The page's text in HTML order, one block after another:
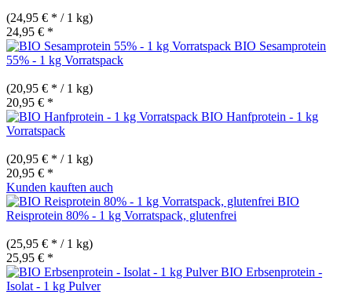
(24,95 € * / 1 kg)
24,95 € *
BIO Sesamprotein
55% - 1 kg Vorratspack
(20,95 € * / 1 kg)
20,95 € *
BIO Hanfprotein - 1 kg
Vorratspack
(20,95 € * / 1 kg)
20,95 € *
Kunden kauften auch
BIO
Reisprotein 80% - 1 kg Vorratspack, glutenfrei
(25,95 € * / 1 kg)
25,95 € *
BIO Erbsenprotein -
Isolat - 1 kg Pulver